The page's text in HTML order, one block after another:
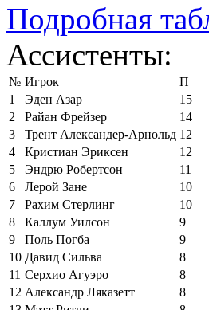
Подробная
Ассистенты:
№ Игрок
П
1
Эден Азар
15
2
Райан Фрейзер
14
3
Трент Александер-Арнольд 12
4
Кристиан Эриксен
12
5
Эндрю Робертсон
11
6
Лерой Зане
10
7
Рахим Стерлинг
10
8
Каллум Уилсон
9
9
Поль Погба
9
10 Давид Сильва
8
11 Серхио Агуэро
8
12 Александр Ляказетт
8